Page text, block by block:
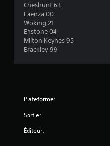
Cheshunt 63
Faenza 00
Woking 21
Enstone 04
Milton Keynes 95
Brackley 99
Plateforme:
Sortie:
Éditeur: